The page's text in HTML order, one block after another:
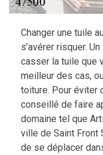
Changer une tuile
s’avérer risquer.
casser la tuile que
meilleur des cas,
toiture. Pour éviter
conseillé de faire
domaine tel que
ville de Saint Front
de se déplacer